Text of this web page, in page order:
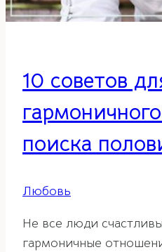
10 советов
поиска
Любовь
Не все люди
гармоничные